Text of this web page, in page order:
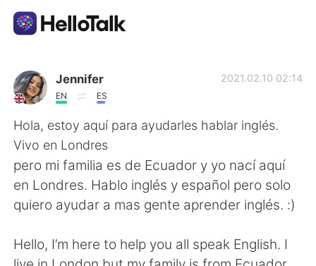
語言交換應用
AI Grammar Checker
繁體中文
English 简体中文
Español العربية
Jennifer
EN ES
2021.02.10 02:14
Hola, estoy aquí para ayudarles hablar inglés.
Vivo en Londres
pero mi familia es de Ecuador y yo nací aquí
en Londres. Hablo inglés y español pero solo
quiero ayudar a mas gente aprender inglés. :)
Hello, I’m here to help you all speak English. I